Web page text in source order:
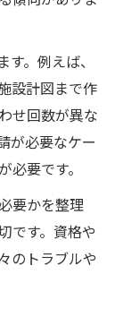
。例えば、
設計図まで作
せ回数が異な
が必要なケー
要です。
要かを整理
です。資格や
のトラブルや